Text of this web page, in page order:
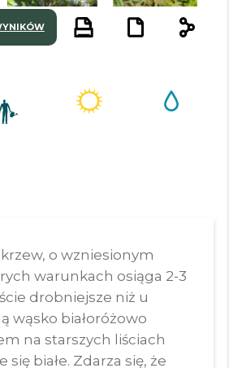
o wzniesionym
warunkach osiąga 2-3
drobniejsze niż u
wąsko białoróżowo
na starszych liściach
białe. Zdarza się, że